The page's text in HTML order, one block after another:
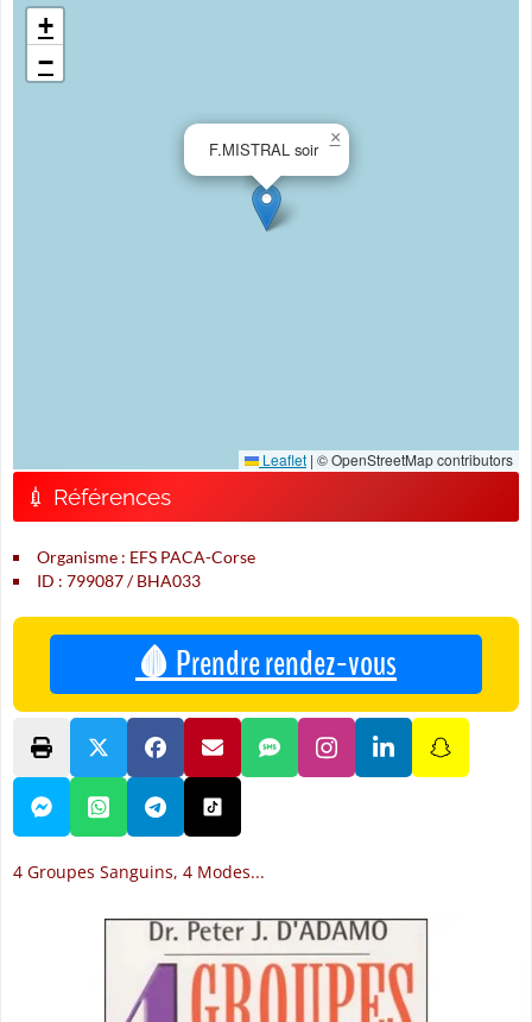
F.MISTRAL soir
×
+
−
Leaflet | © OpenStreetMap contributors
💉 Références
Organisme : EFS PACA-Corse
ID : 799087 / BHA033
🩸 Prendre rendez-vous
4 Groupes Sanguins, 4 Modes...